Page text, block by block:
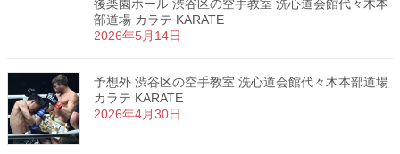
後楽園ホール 渋谷区の空手教室 洗心道会館代々木本
部道場 カラテ KARATE
2026年5月14日
予想外 渋谷区の空手教室 洗心道会館代々木本部道場
カラテ KARATE
2026年4月30日